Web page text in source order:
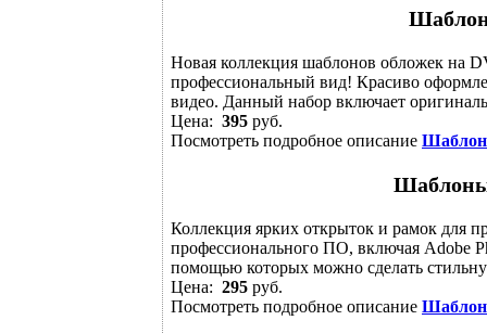
Новая коллекция шаблонов обложек на
профессиональный вид! Красиво
видео. Данный набор включает
Цена: 395 руб.
Посмотреть подробное описание
Шаблоны
Коллекция ярких открыток и рамок для
профессионального ПО, включая Adobe
помощью которых можно сделать
Цена: 295 руб.
Посмотреть подробное описание